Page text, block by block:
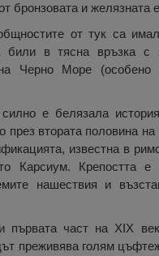
бронзовата и желязната
от тук са
били в тясна връзка с
Черно Море
е белязала
през втората половина
известна в
Карсиум. Крепостта
нашествия и
първата част на XIX
преживява голям